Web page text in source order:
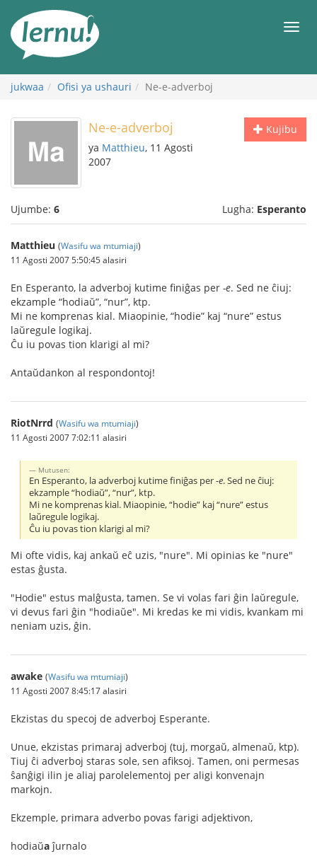
maudhui
jukwaa Ofisi ya ushauri Ne-e-adverboj
Kujibu
Ne-e-adverboj
ya Matthieu, 11 Agosti
2007
Ujumbe: 6 Lugha: Esperanto
Matthieu (Wasifu wa mtumiaji)
11 Agosti 2007 5:50:45 alasiri
En Esperanto, la adverboj kutime finiĝas per -e. Sed ne ĉiuj:
ekzample “hodiaŭ”, “nur”, ktp.
Mi ne komprenas kial. Miaopinie, “hodie” kaj “nure” estus
laŭregule logikaj.
Ĉu iu povas tion klarigi al mi?
Antaŭdankon al respondontoj!
RiotNrrd (Wasifu wa mtumiaji)
11 Agosti 2007 7:02:11 alasiri
Mutusen:
En Esperanto, la adverboj kutime finiĝas per-e. Sed ne ĉiuj:
ekzample “hodiaŭ”, “nur”, ktp.
Mi ne komprenas kial. Miaopinie, “hodie” kaj “nure” estus
laŭregule logikaj.
Ĉu iu povas tion klarigi al mi?
Mi ofte vidis, kaj ankaŭ eĉ uzis, "nure". Mi opinias ke "nure"
estas ĝusta.
"Hodie" estus malĝusta, tamen. Se vi volas fari ĝin laŭregule,
vi devus fari ĝin "hodiaŭe". Mi kredas ke mi vidis, kvankam mi
neniam uzis, ĝin.
awake (Wasifu wa mtumiaji)
11 Agosti 2007 8:45:17 alasiri
Ekzistas du specoj de adverboj Esperante.
Unue, ekzistas primaraj adverboj (tuj, morgaŭ, almenaŭ, ktp).
Tiuj ĉi adverboj staras sole, sen afiksoj. Tamen, oni permesas
ŝanĝigi ilin je aliaj parolelementoj per aligi konvenajn
markojn.
Ekzemple, primara adverbo povas farigi adjektivon,
hodiaŭaĵurnalo